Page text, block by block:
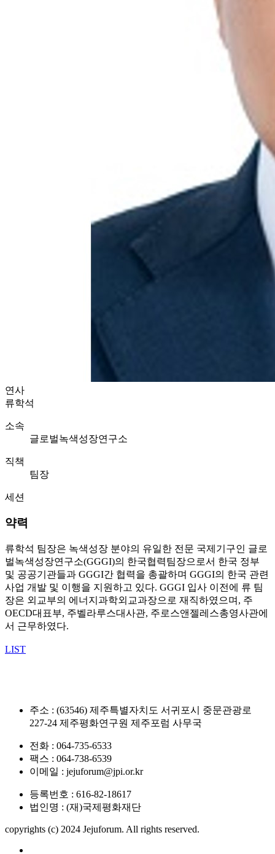
연사
류학석
소속
글로벌녹색성장연구소
직책
팀장
세션
약력
류학석 팀장은 녹색성장 분야의 유일한 전문 국제기구인 글로
벌녹색성장연구소(GGGI)의 한국협력팀장으로서 한국 정부
및 공공기관들과 GGGI간 협력을 총괄하며 GGGI의 한국 관련
사업 개발 및 이행을 지원하고 있다. GGGI 입사 이전에 류 팀
장은 외교부의 에너지과학외교과장으로 재직하였으며, 주
OECD대표부, 주벨라루스대사관, 주로스앤젤레스총영사관에
서 근무하였다.
LIST
주소 : (63546) 제주특별자치도 서귀포시 중문관광로
227-24 제주평화연구원 제주포럼 사무국
전화 : 064-735-6533
팩스 : 064-738-6539
이메일 : jejuforum@jpi.or.kr
등록번호 : 616-82-18617
법인명 : (재)국제평화재단
copyrights (c) 2024 Jejuforum. All rights reserved.